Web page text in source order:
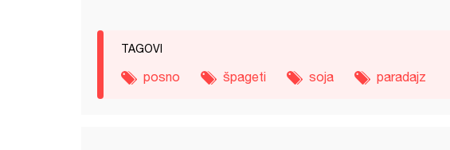
TAGOVI
posno špageti soja paradajz